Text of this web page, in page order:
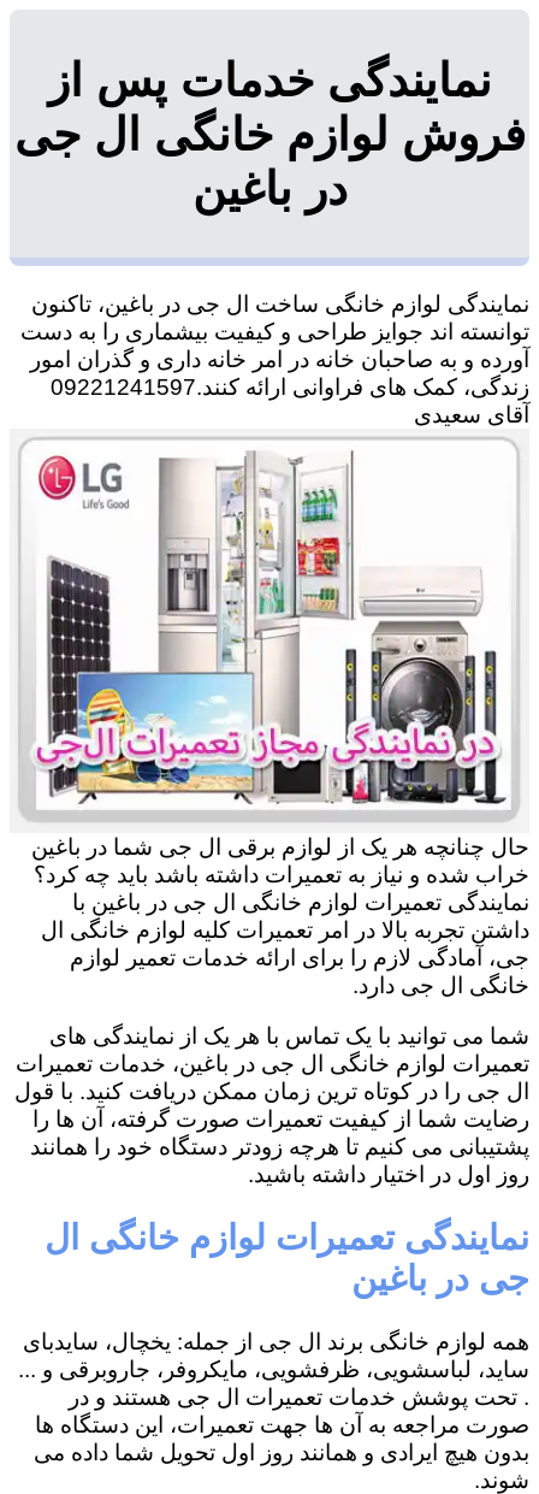
نمایندگی خدمات پس از
فروش لوازم خانگی ال جی
در باغین
نمایندگی لوازم خانگی ساخت ال جی در باغین، تاکنون
توانسته اند جوایز طراحی و کیفیت بیشماری را به دست
آورده و به صاحبان خانه در امر خانه داری و گذران امور
زندگی، کمک های فراوانی ارائه کنند.09221241597
آقای سعیدی
حال چنانچه هر یک از لوازم برقی ال جی شما در باغین
خراب شده و نیاز به تعمیرات داشته باشد باید چه کرد؟
نمایندگی تعمیرات لوازم خانگی ال جی در باغین با
داشتن تجربه بالا در امر تعمیرات کلیه لوازم خانگی ال
جی، آمادگی لازم را برای ارائه خدمات تعمیر لوازم
خانگی ال جی دارد.
شما می توانید با یک تماس با هر یک از نمایندگی های
تعمیرات لوازم خانگی ال جی در باغین، خدمات تعمیرات
ال جی را در کوتاه ترین زمان ممکن دریافت کنید. با قول
رضایت شما از کیفیت تعمیرات صورت گرفته، آن ها را
پشتیبانی می کنیم تا هرچه زودتر دستگاه خود را همانند
روز اول در اختیار داشته باشید.
نمایندگی تعمیرات لوازم خانگی ال
جی در باغین
همه لوازم خانگی برند ال جی از جمله: یخچال، سایدبای
ساید، لباسشویی، ظرفشویی، مایکروفر، جاروبرقی و ...
. تحت پوشش خدمات تعمیرات ال جی هستند و در
صورت مراجعه به آن ها جهت تعمیرات، این دستگاه ها
بدون هیچ ایرادی و همانند روز اول تحویل شما داده می
شوند.